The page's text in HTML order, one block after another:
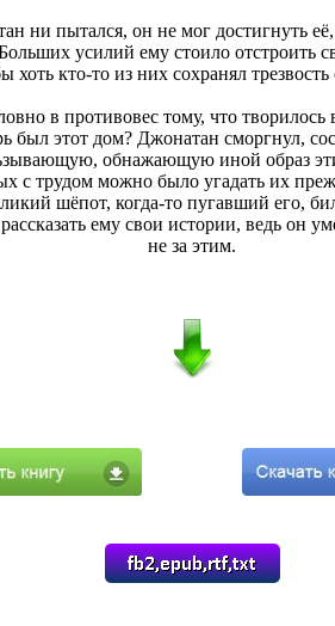
ни пытался, он не мог достигнуть
усилий ему стоило отстроить
хоть кто-то из них сохранял
в противовес тому, что творилось
был этот дом? Джонатан сморгнул,
обнажающую иной образ
с трудом можно было угадать их
шёпот, когда-то пугавший его,
ему свои истории, ведь он
не за этим.